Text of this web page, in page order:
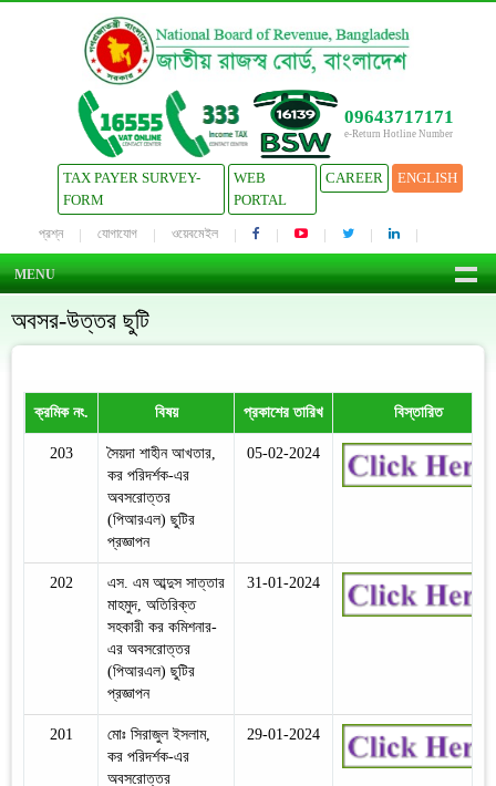
09643717171
e-Return Hotline Number
TAX PAYER SURVEY-
FORM
WEB
PORTAL
CAREER ENGLISH
প্রশ্ন যোগাযোগ ওয়েবমেইল
MENU
অবসর-উত্তর ছুটি
ক্রমিক নং. বিষয় প্রকাশের তারিখ বিস্তারিত
203
সৈয়দা শাহীন আখতার,
কর পরিদর্শক-এর
অবসরোত্তর
(পিআরএল) ছুটির
প্রজ্ঞাপন
05-02-2024
202
এস. এম আব্দুস সাত্তার
মাহমুদ, অতিরিক্ত
সহকারী কর কমিশনার-
এর অবসরোত্তর
(পিআরএল) ছুটির
প্রজ্ঞাপন
31-01-2024
201
মোঃ সিরাজুল ইসলাম,
কর পরিদর্শক-এর
অবসরোত্তর
29-01-2024